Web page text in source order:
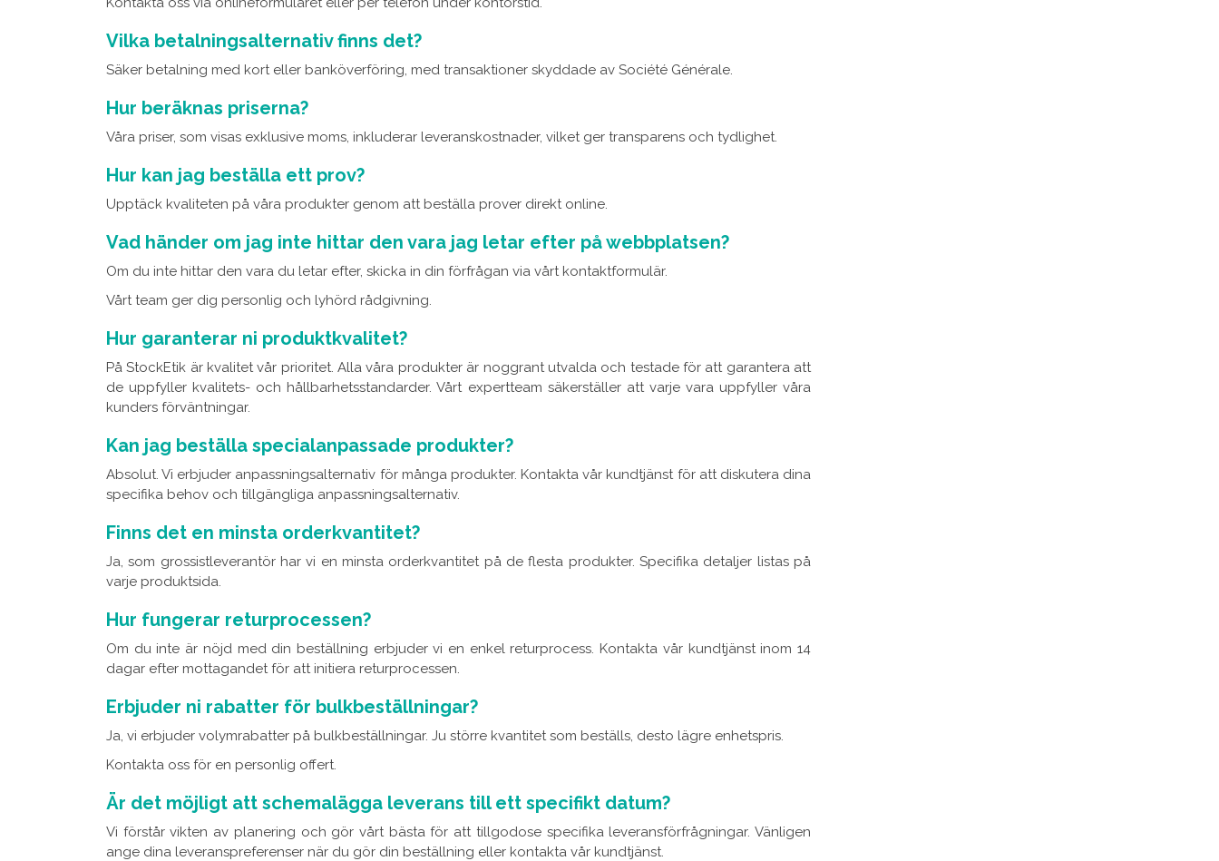
Vilka betalningsalternativ finns det?
Säker betalning med kort eller banköverföring, med transaktioner skyddade av Société Générale.
Hur beräknas priserna?
Våra priser, som visas exklusive moms, inkluderar leveranskostnader, vilket ger transparens och tydlighet.
Hur kan jag beställa ett prov?
Upptäck kvaliteten på våra produkter genom att beställa prover direkt online.
Vad händer om jag inte hittar den vara jag letar efter på webbplatsen?
Om du inte hittar den vara du letar efter, skicka in din förfrågan via vårt kontaktformulär.
Vårt team ger dig personlig och lyhörd rådgivning.
Hur garanterar ni produktkvalitet?
På StockEtik är kvalitet vår prioritet. Alla våra produkter är noggrant utvalda och testade för att garantera att
de uppfyller kvalitets- och hållbarhetsstandarder. Vårt expertteam säkerställer att varje vara uppfyller våra
kunders förväntningar.
Kan jag beställa specialanpassade produkter?
Absolut. Vi erbjuder anpassningsalternativ för många produkter. Kontakta vår kundtjänst för att diskutera dina
specifika behov och tillgängliga anpassningsalternativ.
Finns det en minsta orderkvantitet?
Ja, som grossistleverantör har vi en minsta orderkvantitet på de flesta produkter. Specifika detaljer listas på
varje produktsida.
Hur fungerar returprocessen?
Om du inte är nöjd med din beställning erbjuder vi en enkel returprocess. Kontakta vår kundtjänst inom 14
dagar efter mottagandet för att initiera returprocessen.
Erbjuder ni rabatter för bulkbeställningar?
Ja, vi erbjuder volymrabatter på bulkbeställningar. Ju större kvantitet som beställs, desto lägre enhetspris.
Kontakta oss för en personlig offert.
Är det möjligt att schemalägga leverans till ett specifikt datum?
Vi förstår vikten av planering och gör vårt bästa för att tillgodose specifika leveransförfrågningar. Vänligen
ange dina leveranspreferenser när du gör din beställning eller kontakta vår kundtjänst.